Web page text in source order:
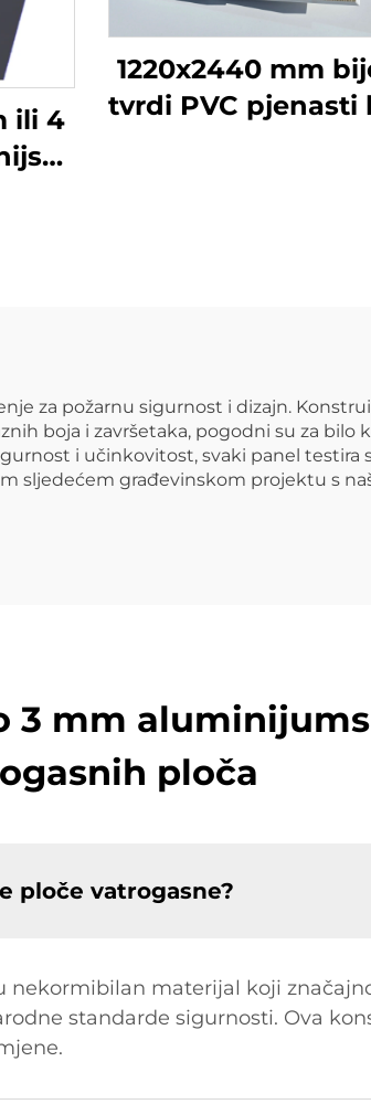
ili 4
1220x2440 mm
tvrdi PVC pjenasti
za požarnu sigurnost i dizajn.
boja i završetaka, pogodni su za bilo
i učinkovitost, svaki panel
sljedećem građevinskom projektu s
3 mm
ploča
ploče vatrogasne?
materijal koji
standarde sigurnosti. Ova